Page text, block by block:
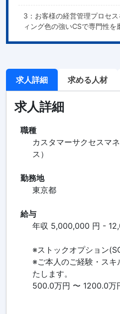
3：お客様の経営管理プロセ
ィング色の強いCSで専門性を
求人詳細 求める人材
求人詳細
職種
カスタマーサクセスマ
ス）
勤務地
東京都
給与
年収 5,000,000 円 -
※ストックオプション
※ご本人のご経験・ス
たします。
500.0万円 〜 1200.0万